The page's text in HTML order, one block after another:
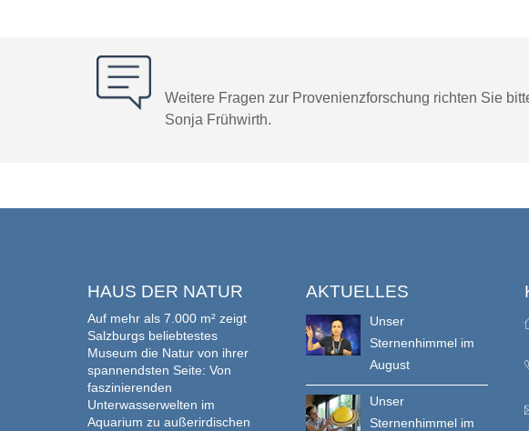
Weitere Fragen zur Provenienzforschung richten Sie
Sonja Frühwirth.
HAUS DER NATUR
Auf mehr als 7.000 m² zeigt
Salzburgs beliebtestes
Museum die Natur von ihrer
spannendsten Seite: Von
faszinierenden
Unterwasserwelten im
Aquarium zu außerirdischen
AKTUELLES
Unser
Sternenhimmel im
August
Unser
Sternenhimmel im